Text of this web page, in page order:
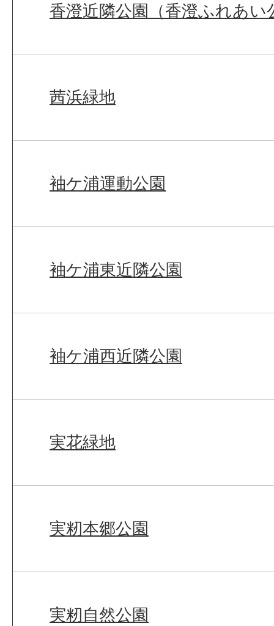
香澄近隣公園（香澄ふれあい
茜浜緑地
袖ケ浦運動公園
袖ケ浦東近隣公園
袖ケ浦西近隣公園
実花緑地
実籾本郷公園
実籾自然公園